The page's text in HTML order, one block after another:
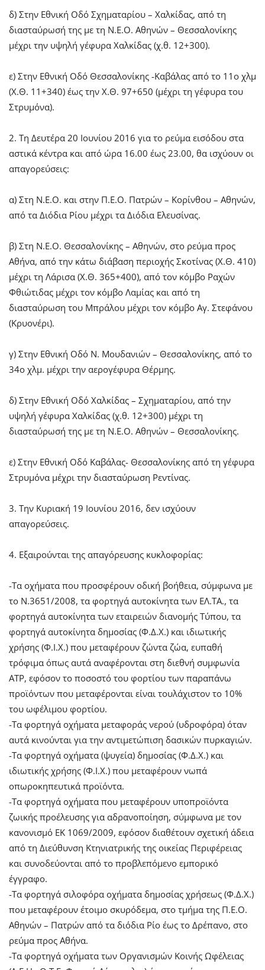
δ) Στην Εθνική Οδό Σχηματαρίου – Χαλκίδας, από τη
διασταύρωσή της με τη Ν.Ε.Ο. Αθηνών – Θεσσαλονίκης
μέχρι την υψηλή γέφυρα Χαλκίδας (χ.θ. 12+300).
ε) Στην Εθνική Οδό Θεσσαλονίκης -Καβάλας από το 11ο χλμ
(Χ.Θ. 11+340) έως την Χ.Θ. 97+650 (μέχρι τη γέφυρα του
Στρυμόνα).
2. Τη Δευτέρα 20 Ιουνίου 2016 για το ρεύμα εισόδου στα
αστικά κέντρα και από ώρα 16.00 έως 23.00, θα ισχύουν οι
απαγορεύσεις:
α) Στη Ν.Ε.Ο. και στην Π.Ε.Ο. Πατρών – Κορίνθου – Αθηνών,
από τα Διόδια Ρίου μέχρι τα Διόδια Ελευσίνας.
β) Στη Ν.Ε.Ο. Θεσσαλονίκης – Αθηνών, στο ρεύμα προς
Αθήνα, από την κάτω διάβαση περιοχής Σκοτίνας (Χ.Θ. 410)
μέχρι τη Λάρισα (Χ.Θ. 365+400), από τον κόμβο Ραχών
Φθιώτιδας μέχρι τον κόμβο Λαμίας και από τη
διασταύρωση του Μπράλου μέχρι τον κόμβο Αγ. Στεφάνου
(Κρυονέρι).
γ) Στην Εθνική Οδό Ν. Μουδανιών – Θεσσαλονίκης, από το
34ο χλμ. μέχρι την αερογέφυρα Θέρμης.
δ) Στην Εθνική Οδό Χαλκίδας – Σχηματαρίου, από την
υψηλή γέφυρα Χαλκίδας (χ.θ. 12+300) μέχρι τη
διασταύρωσή της με τη Ν.Ε.Ο. Αθηνών – Θεσσαλονίκης.
ε) Στην Εθνική Οδό Καβάλας- Θεσσαλονίκης από τη γέφυρα
Στρυμόνα μέχρι την διασταύρωση Ρεντίνας.
3. Την Κυριακή 19 Ιουνίου 2016, δεν ισχύουν
απαγορεύσεις.
4. Εξαιρούνται της απαγόρευσης κυκλοφορίας:
-Τα οχήματα που προσφέρουν οδική βοήθεια, σύμφωνα με
το Ν.3651/2008, τα φορτηγά αυτοκίνητα των ΕΛ.ΤΑ., τα
φορτηγά αυτοκίνητα των εταιρειών διανομής Τύπου, τα
φορτηγά αυτοκίνητα δημοσίας (Φ.Δ.Χ.) και ιδιωτικής
χρήσης (Φ.Ι.Χ.) που μεταφέρουν ζώντα ζώα, ευπαθή
τρόφιμα όπως αυτά αναφέρονται στη διεθνή συμφωνία
ΑΤΡ, εφόσον το ποσοστό του φορτίου των παραπάνω
προϊόντων που μεταφέρονται είναι τουλάχιστον το 10%
του ωφέλιμου φορτίου.
-Tα φορτηγά οχήματα μεταφοράς νερού (υδροφόρα) όταν
αυτά κινούνται για την αντιμετώπιση δασικών πυρκαγιών.
-Τα φορτηγά οχήματα (ψυγεία) δημοσίας (Φ.Δ.Χ.) και
ιδιωτικής χρήσης (Φ.Ι.Χ.) που μεταφέρουν νωπά
οπωροκηπευτικά προϊόντα.
-Τα φορτηγά οχήματα που μεταφέρουν υποπροϊόντα
ζωικής προέλευσης για αδρανοποίηση, σύμφωνα με τον
κανονισμό ΕΚ 1069/2009, εφόσον διαθέτουν σχετική άδεια
από τη Διεύθυνση Κτηνιατρικής της οικείας Περιφέρειας
και συνοδεύονται από το προβλεπόμενο εμπορικό
έγγραφο.
-Τα φορτηγά σιλοφόρα οχήματα δημοσίας χρήσεως (Φ.Δ.Χ.)
που μεταφέρουν έτοιμο σκυρόδεμα, στο τμήμα της Π.Ε.Ο.
Αθηνών – Πατρών από τα διόδια Ρίο έως το Δρέπανο, στο
ρεύμα προς Αθήνα.
-Τα φορτηγά οχήματα των Οργανισμών Κοινής Ωφέλειας